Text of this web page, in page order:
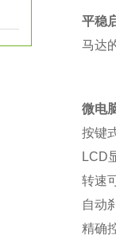
平稳
马达
微电
按键
LCD
转速
自动
精确